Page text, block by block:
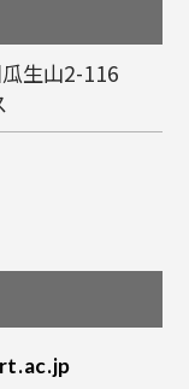
生山2-116